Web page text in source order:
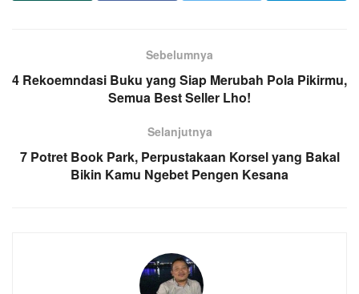
Sebelumnya
4 Rekoemndasi Buku yang Siap Merubah Pola Pikirmu,
Semua Best Seller Lho!
Selanjutnya
7 Potret Book Park, Perpustakaan Korsel yang Bakal
Bikin Kamu Ngebet Pengen Kesana